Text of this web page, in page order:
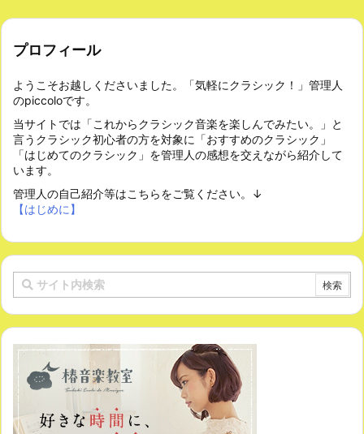
プロフィール
ようこそお越しくださいました。「気軽にクラシック！」管理人
のpiccoloです。
当サイトでは「これからクラシック音楽を楽しんでみたい。」と
言うクラシック初心者の方を対象に「おすすめのクラシック」
「はじめてのクラシック」を管理人の感想を交えながら紹介して
います。
管理人の自己紹介等はこちらをご覧ください。↓
【はじめに】